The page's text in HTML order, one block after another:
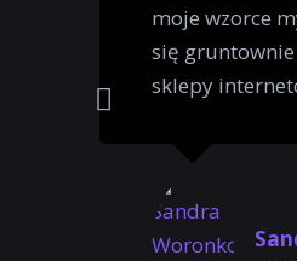
moje wzorce
się
sklepy